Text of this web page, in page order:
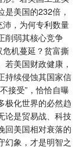
美国的232倍，
沛，为何专利数量
削弱其核心竞争
危机蔓延？贫富撕
美国财政健康，
持续侵蚀其国家信
接受”，恰恰自曝
极化世界的必然趋
论是贸易战、科技
回美国相对衰落的
幻象，才是明智之